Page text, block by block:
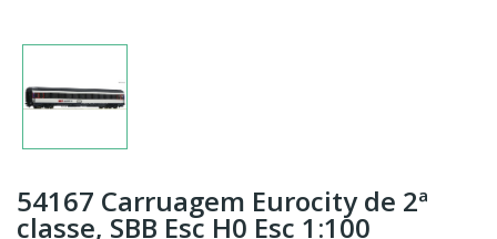
54167 Carruagem Eurocity de 2ª
classe, SBB Esc H0 Esc 1:100